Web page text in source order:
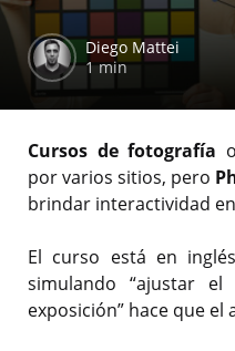
Diego Mattei
1 min
Cursos de fotografía
por varios sitios, pero
brindar interactividad
El curso está en
simulando “ajustar
exposición” hace que el